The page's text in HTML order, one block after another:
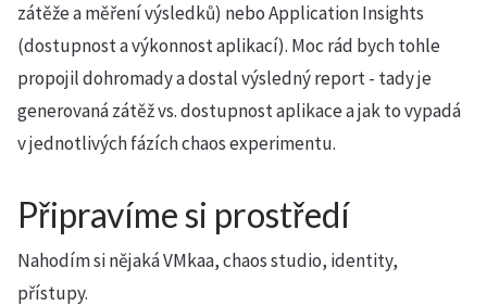
zátěže a měření výsledků) nebo Application Insights
(dostupnost a výkonnost aplikací). Moc rád bych tohle
propojil dohromady a dostal výsledný report - tady je
generovaná zátěž vs. dostupnost aplikace a jak to vypadá
v jednotlivých fázích chaos experimentu.
Připravíme si prostředí
Nahodím si nějaká VMkaa, chaos studio, identity,
přístupy.